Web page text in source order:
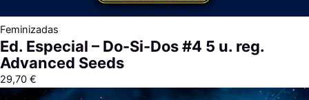
Feminizadas
Ed. Especial – Do-Si-Dos #4 5 u. reg.
Advanced Seeds
29,70 €